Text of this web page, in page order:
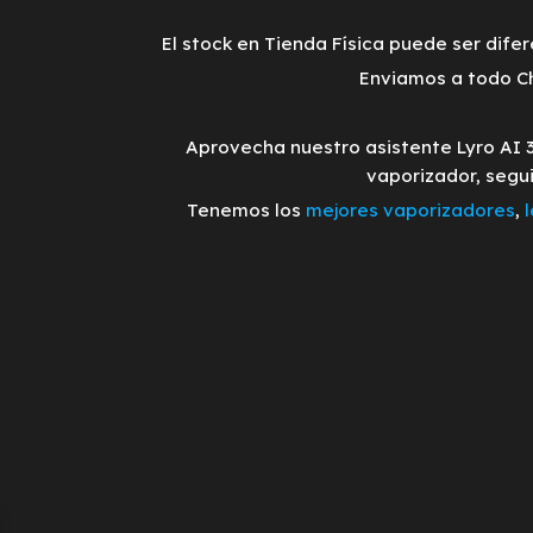
El stock en Tienda Física puede ser
Enviamos a todo
Aprovecha nuestro asistente Lyro AI
vaporizador,
Tenemos los mejores vaporizadores,